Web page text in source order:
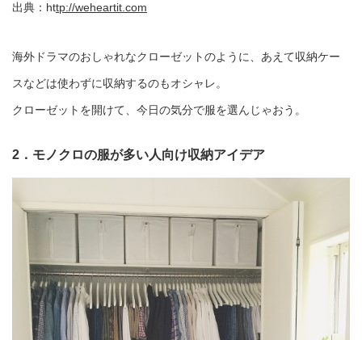
出典：http://weheartit.com
海外ドラマのおしゃれなクローゼットのように、あえて収納ケー
スなどは使わずに収納するのもオシャレ。
クローゼットを開けて、今日の気分で服を選んじゃおう。
2．モノクロの服が多い人向け収納アイデア